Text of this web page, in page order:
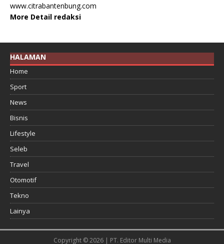
www.citrabantenbung.com
More Detail redaksi
HALAMAN
Home
Sport
News
Bisnis
Lifestyle
Seleb
Travel
Otomotif
Tekno
Lainya
Copyright © 2026 | PT. Editor Multi Media